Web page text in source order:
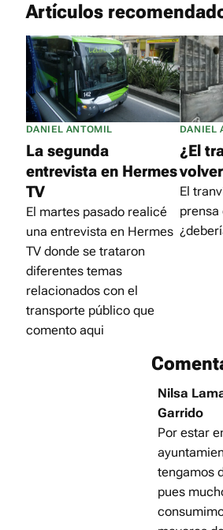
Artículos
DANIEL ANTOMIL
La segunda
entrevista en Hermes
TV
El martes pasado realicé
una entrevista en Hermes
TV donde se trataron
diferentes temas
relacionados con el
transporte público que
comento aqui
DANIEL
¿El
El
prensa
Nilsa
Garrido
Por estar
tengamos
pues